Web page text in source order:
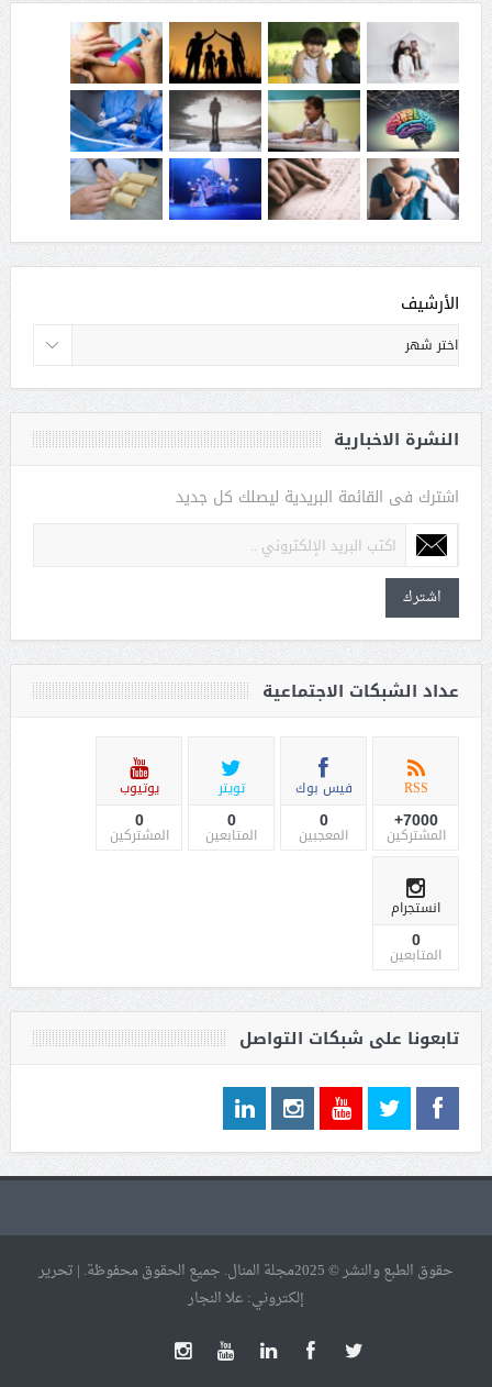
الأرشيف
النشرة الاخبارية
اشترك فى القائمة البريدية ليصلك كل جديد
اشترك
عداد الشبكات الاجتماعية
RSS
7000+
المشتركين
فيس بوك
0
المعجبين
تويتر
0
المتابعين
يوتيوب
0
المشتركين
انستجرام
0
المتابعين
تابعونا على شبكات التواصل
حقوق الطبع والنشر © 2025مجلة المنال. جميع الحقوق محفوظة. | تحرير
إلكتروني: علا النجار